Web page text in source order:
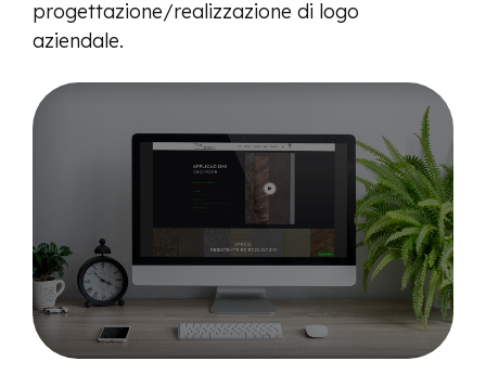
progettazione/realizzazione di logo
aziendale.